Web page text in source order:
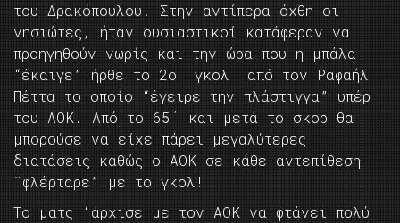
του Δρακόπουλου. Στην αντίπερα όχθη οι
νησιώτες, ήταν ουσιαστικοί κατάφεραν να
προηγηθούν νωρίς και την ώρα που η μπάλα
“έκαιγε” ήρθε το 2ο γκολ από τον Ραφαήλ
Πέττα το οποίο “έγειρε την πλάστιγγα” υπέρ
του ΑΟΚ. Από το 65΄ και μετά το σκορ θα
μπορούσε να είχε πάρει μεγαλύτερες
διατάσεις καθώς ο ΑΟΚ σε κάθε αντεπίθεση
¨φλέρταρε” με το γκολ!
Το ματς ‘άρχισε με τον ΑΟΚ να φτάνει πολύ